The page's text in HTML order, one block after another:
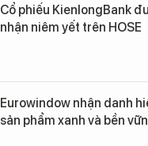
Cổ phiếu KienlongBank
nhận niêm yết trên HOSE
Eurowindow nhận danh
sản phẩm xanh và bền